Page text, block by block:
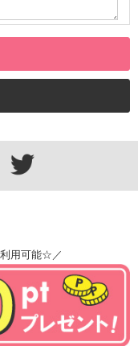
用可能☆／